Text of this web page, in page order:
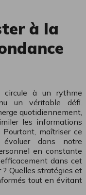
à la
circule à un rythme
un véritable défi.
quotidiennement,
les informations
maîtriser ce
dans notre
en constante
dans cet
? Quelles stratégies et
tout en évitant